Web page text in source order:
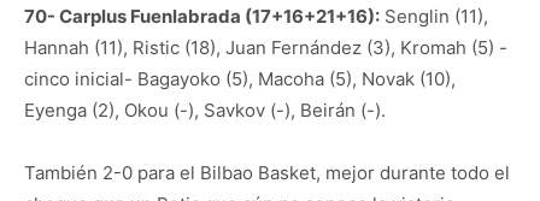
70- Carplus Fuenlabrada (17+16+21+16): Senglin (11),
Hannah (11), Ristic (18), Juan Fernández (3), Kromah (5) -
cinco inicial- Bagayoko (5), Macoha (5), Novak (10),
Eyenga (2), Okou (-), Savkov (-), Beirán (-).
También 2-0 para el Bilbao Basket, mejor durante todo el